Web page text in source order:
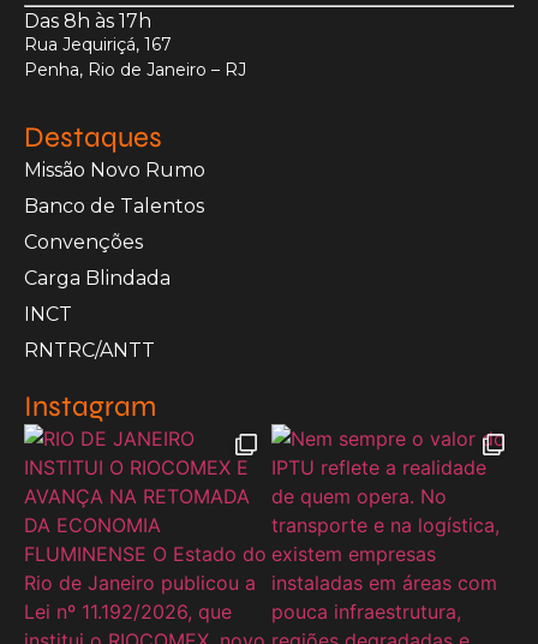
Das 8h às 17h
Rua Jequiriçá, 167
Penha, Rio de Janeiro – RJ
Destaques
Missão Novo Rumo
Banco de Talentos
Convenções
Carga Blindada
INCT
RNTRC/ANTT
Instagram